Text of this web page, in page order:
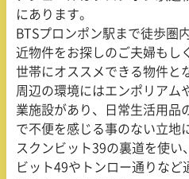
にあります。
BTSプロンポン駅まで徒歩圏
近物件をお探しのご夫婦もし
世帯にオススメできる物件と
周辺の環境にはエンポリアム
業施設があり、日常生活用品
で不便を感じる事のない立地
スクンビット39の裏道を使い
ビット49やトンロー通りな